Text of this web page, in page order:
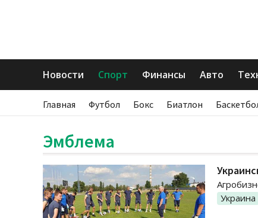
Новости Спорт Финансы Авто
Главная Футбол Бокс Биатлон
Эмблема
Украина